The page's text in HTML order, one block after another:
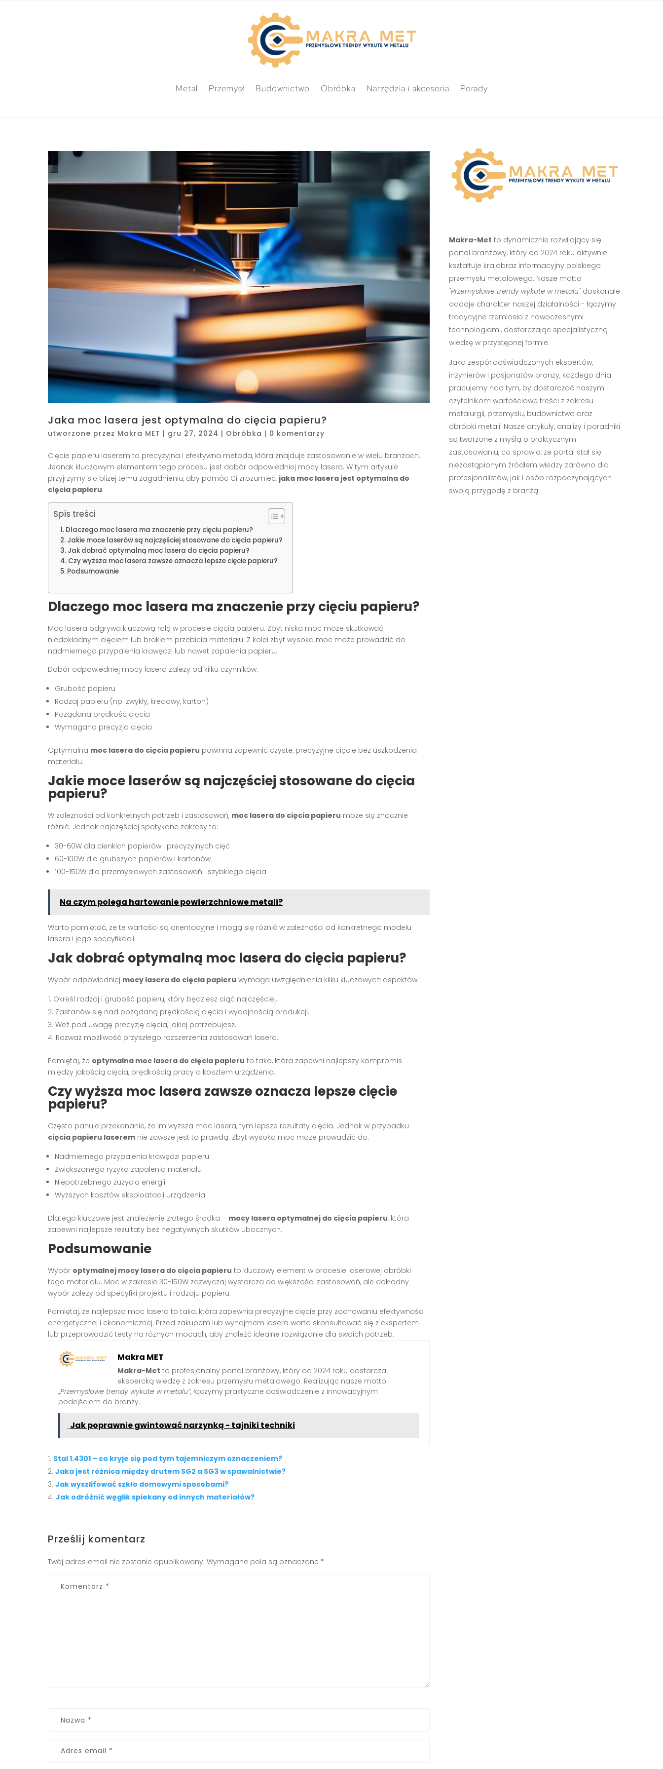
Metal Przemysł Budownictwo Obróbka Narzędzia i akcesoria Porady
Jaka moc lasera jest optymalna do cięcia papieru?
utworzone przez Makra MET | gru 27, 2024 | Obróbka | 0 komentarzy
Cięcie papieru laserem to precyzyjna i efektywna metoda, która znajduje zastosowanie w wielu branżach.
Jednak kluczowym elementem tego procesu jest dobór odpowiedniej mocy lasera. W tym artykule
przyjrzymy się bliżej temu zagadnieniu, aby pomóc Ci zrozumieć, jaka moc lasera jest optymalna do
cięcia papieru.
Spis treści
Dlaczego moc lasera ma znaczenie przy cięciu papieru?
Jakie moce laserów są najczęściej stosowane do cięcia papieru?
Jak dobrać optymalną moc lasera do cięcia papieru?
Czy wyższa moc lasera zawsze oznacza lepsze cięcie papieru?
Podsumowanie
Dlaczego moc lasera ma znaczenie przy cięciu papieru?
Moc lasera odgrywa kluczową rolę w procesie cięcia papieru. Zbyt niska moc może skutkować
niedokładnym cięciem lub brakiem przebicia materiału. Z kolei zbyt wysoka moc może prowadzić do
nadmiernego przypalenia krawędzi lub nawet zapalenia papieru.
Dobór odpowiedniej mocy lasera zależy od kilku czynników:
Grubość papieru
Rodzaj papieru (np. zwykły, kredowy, karton)
Pożądana prędkość cięcia
Wymagana precyzja cięcia
Optymalna moc lasera do cięcia papieru powinna zapewnić czyste, precyzyjne cięcie bez uszkodzenia
materiału.
Jakie moce laserów są najczęściej stosowane do cięcia
papieru?
W zależności od konkretnych potrzeb i zastosowań, moc lasera do cięcia papieru może się znacznie
różnić. Jednak najczęściej spotykane zakresy to:
30-60W dla cienkich papierów i precyzyjnych cięć
60-100W dla grubszych papierów i kartonów
100-150W dla przemysłowych zastosowań i szybkiego cięcia
Na czym polega hartowanie powierzchniowe metali?
Warto pamiętać, że te wartości są orientacyjne i mogą się różnić w zależności od konkretnego modelu
lasera i jego specyfikacji.
Jak dobrać optymalną moc lasera do cięcia papieru?
Wybór odpowiedniej mocy lasera do cięcia papieru wymaga uwzględnienia kilku kluczowych aspektów:
Określ rodzaj i grubość papieru, który będziesz ciąć najczęściej.
Zastanów się nad pożądaną prędkością cięcia i wydajnością produkcji.
Weź pod uwagę precyzję cięcia, jakiej potrzebujesz.
Rozważ możliwość przyszłego rozszerzenia zastosowań lasera.
Pamiętaj, że optymalna moc lasera do cięcia papieru to taka, która zapewni najlepszy kompromis
między jakością cięcia, prędkością pracy a kosztem urządzenia.
Czy wyższa moc lasera zawsze oznacza lepsze cięcie
papieru?
Często panuje przekonanie, że im wyższa moc lasera, tym lepsze rezultaty cięcia. Jednak w przypadku
cięcia papieru laserem nie zawsze jest to prawdą. Zbyt wysoka moc może prowadzić do:
Nadmiernego przypalenia krawędzi papieru
Zwiększonego ryzyka zapalenia materiału
Niepotrzebnego zużycia energii
Wyższych kosztów eksploatacji urządzenia
Dlatego kluczowe jest znalezienie złotego środka – mocy lasera optymalnej do cięcia papieru, która
zapewni najlepsze rezultaty bez negatywnych skutków ubocznych.
Podsumowanie
Wybór optymalnej mocy lasera do cięcia papieru to kluczowy element w procesie laserowej obróbki
tego materiału. Moc w zakresie 30-150W zazwyczaj wystarcza do większości zastosowań, ale dokładny
wybór zależy od specyfiki projektu i rodzaju papieru.
Pamiętaj, że najlepsza moc lasera to taka, która zapewnia precyzyjne cięcie przy zachowaniu efektywności
energetycznej i ekonomicznej. Przed zakupem lub wynajmem lasera warto skonsultować się z ekspertem
lub przeprowadzić testy na różnych mocach, aby znaleźć idealne rozwiązanie dla swoich potrzeb.
Makra MET
Makra-Met to profesjonalny portal branżowy, który od 2024 roku dostarcza
ekspercką wiedzę z zakresu przemysłu metalowego. Realizując nasze motto
„Przemysłowe trendy wykute w metalu”, łączymy praktyczne doświadczenie z innowacyjnym
podejściem do branży.
Jak poprawnie gwintować narzynką - tajniki techniki
Stal 1.4301 – co kryje się pod tym tajemniczym oznaczeniem?
Jaka jest różnica między drutem SG2 a SG3 w spawalnictwie?
Jak wyszlifować szkło domowymi sposobami?
Jak odróżnić węglik spiekany od innych materiałów?
Prześlij komentarz
Twój adres email nie zostanie opublikowany. Wymagane pola są oznaczone *
Makra-Met to dynamicznie rozwijający się
portal branżowy, który od 2024 roku aktywnie
kształtuje krajobraz informacyjny polskiego
przemysłu metalowego. Nasze motto
"Przemysłowe trendy wykute w metalu"doskonale
oddaje charakter naszej działalności - łączymy
tradycyjne rzemiosło z nowoczesnymi
technologiami, dostarczając specjalistyczną
wiedzę w przystępnej formie.
Jako zespół doświadczonych ekspertów,
inżynierów i pasjonatów branży, każdego dnia
pracujemy nad tym, by dostarczać naszym
czytelnikom wartościowe treści z zakresu
metalurgii, przemysłu, budownictwa oraz
obróbki metali. Nasze artykuły, analizy i poradniki
są tworzone z myślą o praktycznym
zastosowaniu, co sprawia, że portal stał się
niezastąpionym źródłem wiedzy zarówno dla
profesjonalistów, jak i osób rozpoczynających
swoją przygodę z branżą.